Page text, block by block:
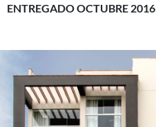
ENTREGADO OCTUBRE 2016